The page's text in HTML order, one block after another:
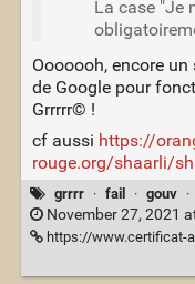
La case "Je
Ooooooh, encore
de Google pour
Grrrrr© !
cf aussi https://
rouge.org/shaarli/
grrrr · fail · gouv ·
November 27, 2021
https://www.certificat-